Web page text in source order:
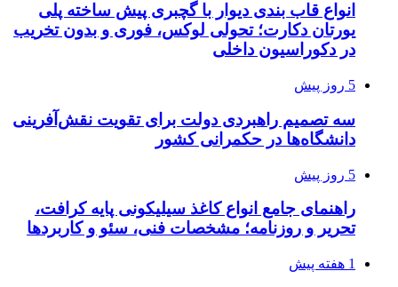
انواع قاب بندی دیوار با گچبری پیش ساخته پلی
یورتان دکارت؛ تحولی لوکس، فوری و بدون تخریب
در دکوراسیون داخلی
5 روز پیش
سه تصمیم راهبردی دولت برای تقویت نقش‌آفرینی
دانشگاه‌ها در حکمرانی کشور
5 روز پیش
راهنمای جامع انواع کاغذ سیلیکونی پایه کرافت،
تحریر و روزنامه؛ مشخصات فنی، سئو و کاربردها
1 هفته پیش